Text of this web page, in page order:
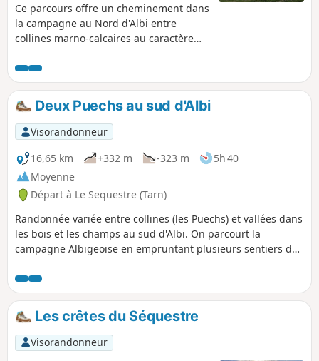
Ce parcours offre un cheminement dans
la campagne au Nord d'Albi entre
collines marno-calcaires au caractère
la découverte du petit patrimoine
tarnais : murets de pierre, croix de
chemins, puits, meules et cabanons.
Deux Puechs au sud d'Albi
Visorandonneur
16,65 km
+332 m -323 m
5h 40
Moyenne
Départ à Le Sequestre (Tarn)
Randonnée variée entre collines (les Puechs) et vallées dans
les bois et les champs au sud d'Albi. On parcourt la
campagne Albigeoise en empruntant plusieurs sentiers de
Les crêtes du Séquestre
Visorandonneur